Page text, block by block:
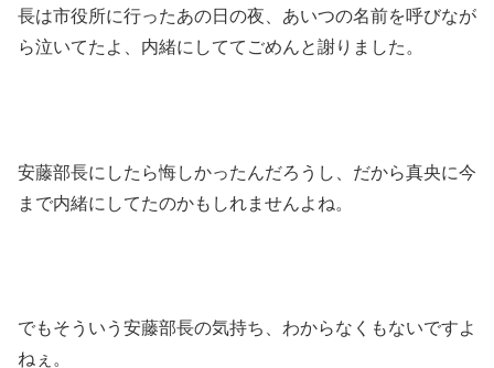
長は市役所に行ったあの日の夜、あいつの名前を呼びなが
ら泣いてたよ、内緒にしててごめんと謝りました。
安藤部長にしたら悔しかったんだろうし、だから真央に今
まで内緒にしてたのかもしれませんよね。
でもそういう安藤部長の気持ち、わからなくもないですよ
ねぇ。